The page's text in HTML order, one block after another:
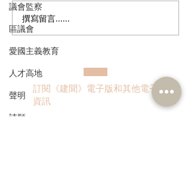
議會監察
區議會
愛國主義教育
人才高地
聲明
請願
港區全國人大代表團考察
安徽涇縣，調研紅色文化
保護與非遺活態傳承
撰寫留言......
訂閱《建聞》電子版和其他電子
資訊